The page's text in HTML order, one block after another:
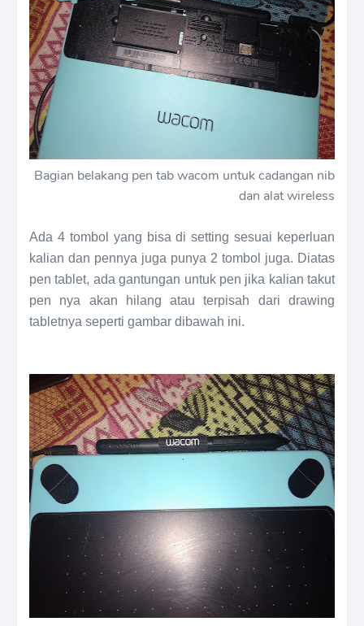
Bagian belakang pen tab wacom untuk cadangan nib
dan alat wireless
Ada 4 tombol yang bisa di setting sesuai keperluan
kalian dan pennya juga punya 2 tombol juga. Diatas
pen tablet, ada gantungan untuk pen jika kalian takut
pen nya akan hilang atau terpisah dari drawing
tabletnya seperti gambar dibawah ini.